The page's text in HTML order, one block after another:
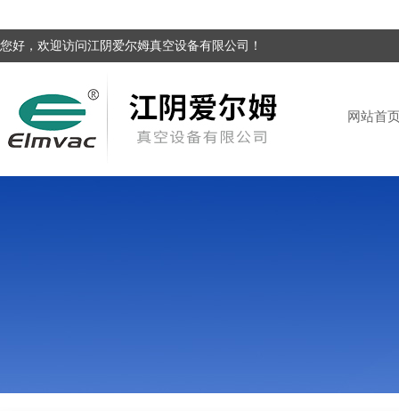
您好，欢迎访问江阴爱尔姆真空设备有限公司！
网站首